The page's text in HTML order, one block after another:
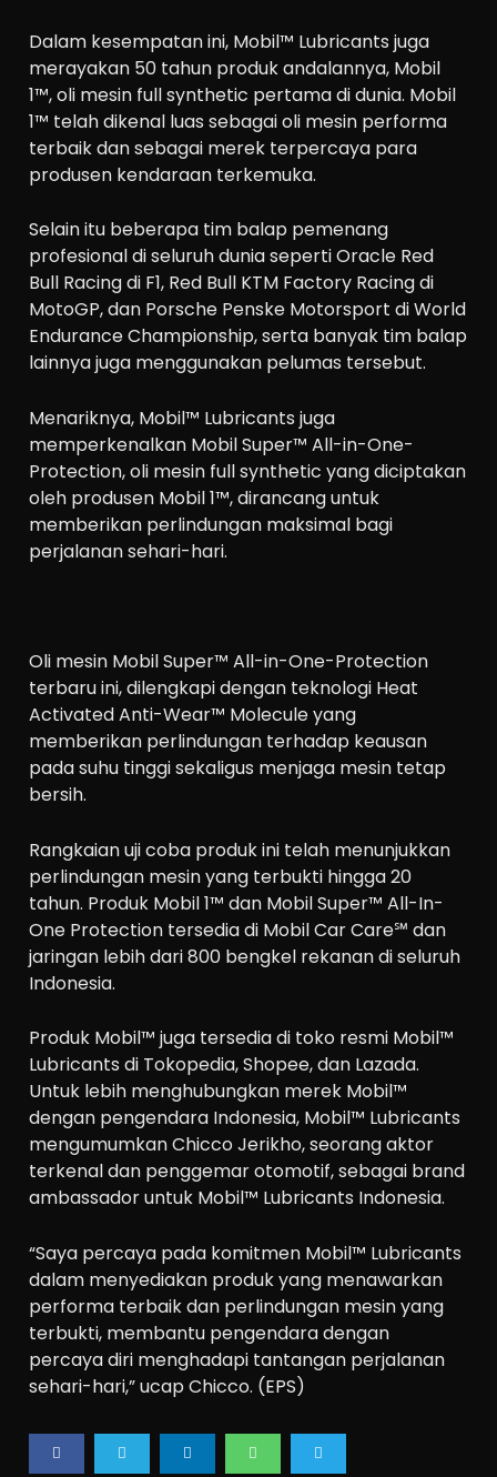
Dalam kesempatan ini, Mobil™ Lubricants juga
merayakan 50 tahun produk andalannya, Mobil
1™, oli mesin full synthetic pertama di dunia. Mobil
1™ telah dikenal luas sebagai oli mesin performa
terbaik dan sebagai merek terpercaya para
produsen kendaraan terkemuka.
Selain itu beberapa tim balap pemenang
profesional di seluruh dunia seperti Oracle Red
Bull Racing di F1, Red Bull KTM Factory Racing di
MotoGP, dan Porsche Penske Motorsport di World
Endurance Championship, serta banyak tim balap
lainnya juga menggunakan pelumas tersebut.
Menariknya, Mobil™ Lubricants juga
memperkenalkan Mobil Super™ All-in-One-
Protection, oli mesin full synthetic yang diciptakan
oleh produsen Mobil 1™, dirancang untuk
memberikan perlindungan maksimal bagi
perjalanan sehari-hari.
Oli mesin Mobil Super™ All-in-One-Protection
terbaru ini, dilengkapi dengan teknologi Heat
Activated Anti-Wear™️ Molecule yang
memberikan perlindungan terhadap keausan
pada suhu tinggi sekaligus menjaga mesin tetap
bersih.
Rangkaian uji coba produk ini telah menunjukkan
perlindungan mesin yang terbukti hingga 20
tahun. Produk Mobil 1™ dan Mobil Super™ All-In-
One Protection tersedia di Mobil Car Care℠ dan
jaringan lebih dari 800 bengkel rekanan di seluruh
Indonesia.
Produk Mobil™ juga tersedia di toko resmi Mobil™
Lubricants di Tokopedia, Shopee, dan Lazada.
Untuk lebih menghubungkan merek Mobil™
dengan pengendara Indonesia, Mobil™ Lubricants
mengumumkan Chicco Jerikho, seorang aktor
terkenal dan penggemar otomotif, sebagai brand
ambassador untuk Mobil™ Lubricants Indonesia.
“Saya percaya pada komitmen Mobil™ Lubricants
dalam menyediakan produk yang menawarkan
performa terbaik dan perlindungan mesin yang
terbukti, membantu pengendara dengan
percaya diri menghadapi tantangan perjalanan
sehari-hari,” ucap Chicco. (EPS)